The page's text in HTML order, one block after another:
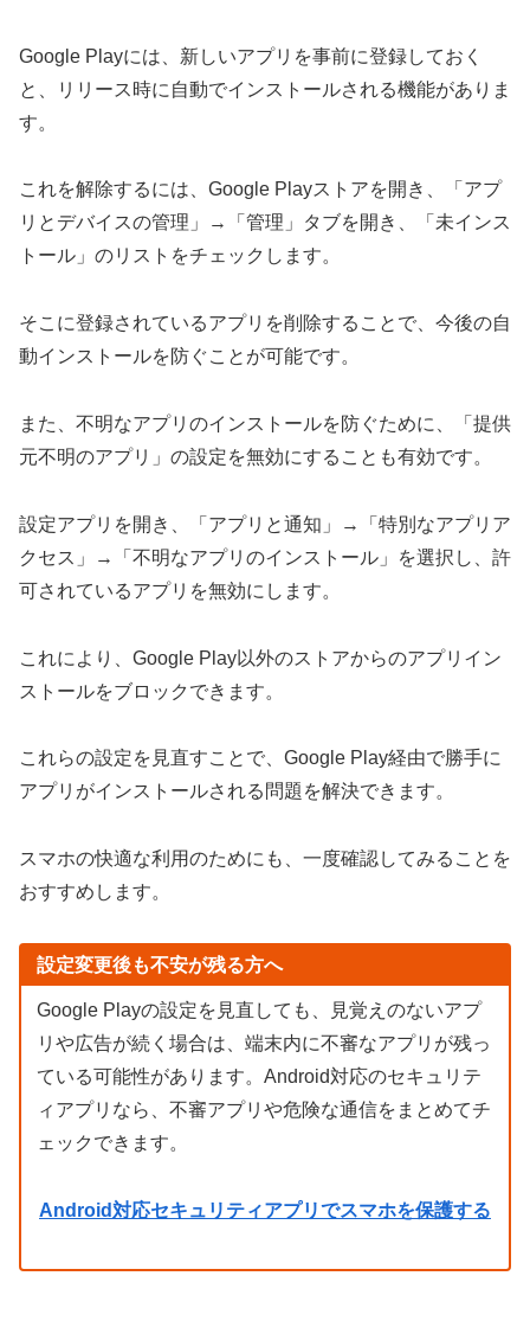
Google Playには、新しいアプリを事前に登録しておく
と、リリース時に自動でインストールされる機能がありま
す。
これを解除するには、Google Playストアを開き、「アプ
リとデバイスの管理」→「管理」タブを開き、「未インス
トール」のリストをチェックします。
そこに登録されているアプリを削除することで、今後の自
動インストールを防ぐことが可能です。
また、不明なアプリのインストールを防ぐために、「提供
元不明のアプリ」の設定を無効にすることも有効です。
設定アプリを開き、「アプリと通知」→「特別なアプリア
クセス」→「不明なアプリのインストール」を選択し、許
可されているアプリを無効にします。
これにより、Google Play以外のストアからのアプリイン
ストールをブロックできます。
これらの設定を見直すことで、Google Play経由で勝手に
アプリがインストールされる問題を解決できます。
スマホの快適な利用のためにも、一度確認してみることを
おすすめします。
設定変更後も不安が残る方へ
Google Playの設定を見直しても、見覚えのないアプ
リや広告が続く場合は、端末内に不審なアプリが残っ
ている可能性があります。Android対応のセキュリテ
ィアプリなら、不審アプリや危険な通信をまとめてチ
ェックできます。
Android対応セキュリティアプリでスマホを保護する